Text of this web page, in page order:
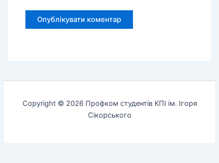
Copyright © 2026 Профком студентів КПІ ім. Ігоря
Сікорського